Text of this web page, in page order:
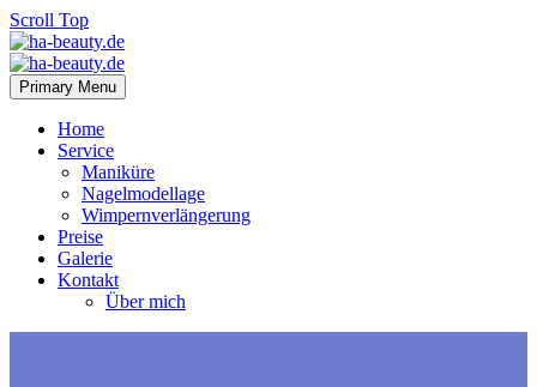
Scroll Top
Primary Menu
Home
Service
Maniküre
Nagelmodellage
Wimpernverlängerung
Preise
Galerie
Kontakt
Über mich